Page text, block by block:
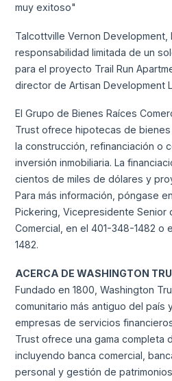
muy exitoso"
Talcottville Vernon Development,
responsabilidad limitada de un
para el proyecto Trail Run
director de Artisan Development
El Grupo de Bienes Raíces
Trust ofrece hipotecas de
la construcción, refinanciación o
inversión inmobiliaria. La
cientos de miles de dólares y
Para más información, póngase
Pickering, Vicepresidente Senior
Comercial, en el 401-348-1482 o
1482.
ACERCA DE WASHINGTON
Fundado en 1800, Washington
comunitario más antiguo del país
empresas de servicios
Trust ofrece una gama completa
incluyendo banca comercial,
personal y gestión de